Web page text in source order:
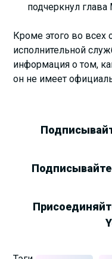
подчеркнул
Кроме этого во всех
исполнительной
информация о том,
он не имеет